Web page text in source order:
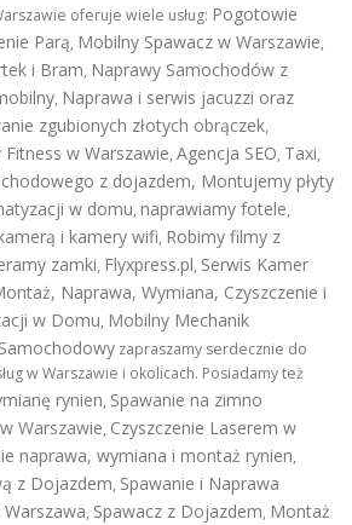
oferuje wiele usług: Pogotowie
Parą, Mobilny Spawacz w Warszawie,
i Bram, Naprawy Samochodów z
, Naprawa i serwis jacuzzi oraz
zgubionych złotych obrączek,
w Warszawie, Agencja SEO, Taxi,
z dojazdem, Montujemy płyty
w domu, naprawiamy fotele,
i kamery wifi, Robimy filmy z
zamki, Flyxpress.pl, Serwis Kamer
Naprawa, Wymiana, Czyszczenie i
w Domu, Mobilny Mechanik
zapraszamy serdecznie do
w Warszawie i okolicach. Posiadamy też
rynien, Spawanie na zimno
Warszawie, Czyszczenie Laserem w
naprawa, wymiana i montaż rynien,
z Dojazdem, Spawanie i Naprawa
, Spawacz z Dojazdem, Montaż